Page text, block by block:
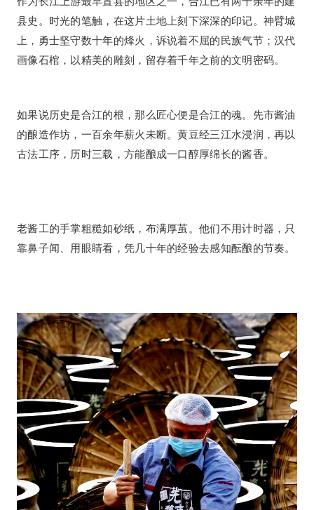
县史。时光的笔触，在这片土地上刻下深深的印记。神臂城
上，勇士坚守数十年的烽火，诉说着不屈的民族气节；汉代
画像石棺，以精美的雕刻，留存着千年之前的文明密码。
如果说历史是合江的根，那么匠心便是合江的魂。先市酱油
的酿造作坊，一百余年薪火未断。黄豆经三江水浸润，再以
古法工序，历时三载，方能酿成一口醇厚绵长的酱香。
老酱工的手掌粗糙如砂纸，布满厚茧。他们不用计时器，只
靠鼻子闻、用眼睛看，凭几十年的经验去感知酝酿的节奏。